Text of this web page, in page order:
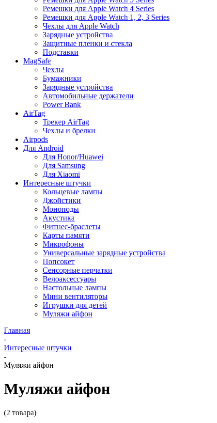
Ремешки для Apple Watch 4 Series
Ремешки для Apple Watch 1, 2, 3 Series
Чехлы для Apple Watch
Зарядные устройства
Защитные пленки и стекла
Подставки
MagSafe
Чехлы
Бумажники
Зарядные устройства
Автомобильные держатели
Power Bank
AirTag
Трекер AirTag
Чехлы и брелки
Airpods
Для Android
Для Honor/Huawei
Для Samsung
Для Xiaomi
Интересные штучки
Кольцевые лампы
Джойстики
Моноподы
Акустика
Фитнес-браслеты
Карты памяти
Микрофоны
Универсальные зарядные устройства
Попсокет
Сенсорные перчатки
Велоаксессуары
Настольные лампы
Мини вентиляторы
Игрушки для детей
Муляжи айфон
Главная
-
Интересные штучки
-
Муляжи айфон
Муляжи айфон
(2 товара)